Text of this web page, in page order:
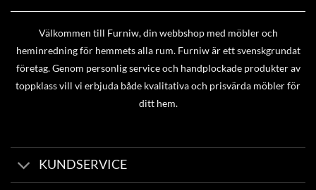
Välkommen till Furniw, din webbshop med möbler och
heminredning för hemmets alla rum. Furniw är ett svenskgrundat
företag. Genom personlig service och handplockade produkter av
toppklass vill vi erbjuda både kvalitativa och prisvärda möbler för
ditt hem.
KUNDSERVICE